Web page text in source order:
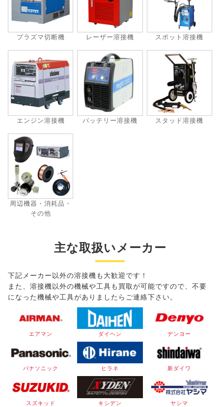
プラズマ切断機 レーザー溶接機 スポット溶接機
エンジン溶接機 バッテリー溶接機 スタッド溶接機
周辺機器・消耗品・
その他
主な取扱いメーカー
下記メーカー以外の溶接機も大歓迎です！
また、溶接機以外の機械や工具も買取が可能ですので、不要
になった機械や工具がありましたらご連絡下さい。
エアマン ダイヘン デンヨー
パナソニック ヒラネ 新ダイワ
スズキッド キシデン ヤシマ